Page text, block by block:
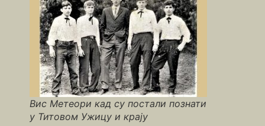
Вис Метеори кад су постали познати
у Титовом Ужицу и крају